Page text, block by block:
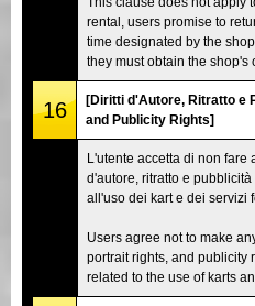
rental, users promise to
time designated by the
they must obtain the shop's
16
[Diritti d'Autore, Ritratto e
and Publicity Rights]
L'utente accetta di non fare
d'autore, ritratto e
all'uso dei kart e dei servizi
Users agree not to make
portrait rights, and publicity
related to the use of karts